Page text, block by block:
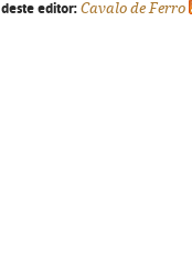
deste editor: Cavalo de Ferro